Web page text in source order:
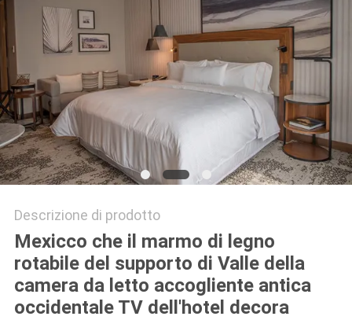
Descrizione di prodotto
Mexicco che il marmo di legno
rotabile del supporto di Valle della
camera da letto accogliente antica
occidentale TV dell'hotel decora